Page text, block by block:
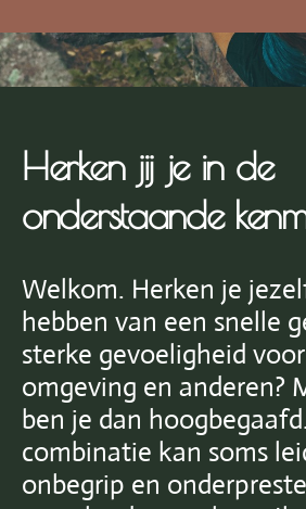
Herken jij je in de
onderstaande
Welkom. Herken je
hebben van een snelle
sterke gevoeligheid
omgeving en anderen?
ben je dan
combinatie kan soms
onbegrip en